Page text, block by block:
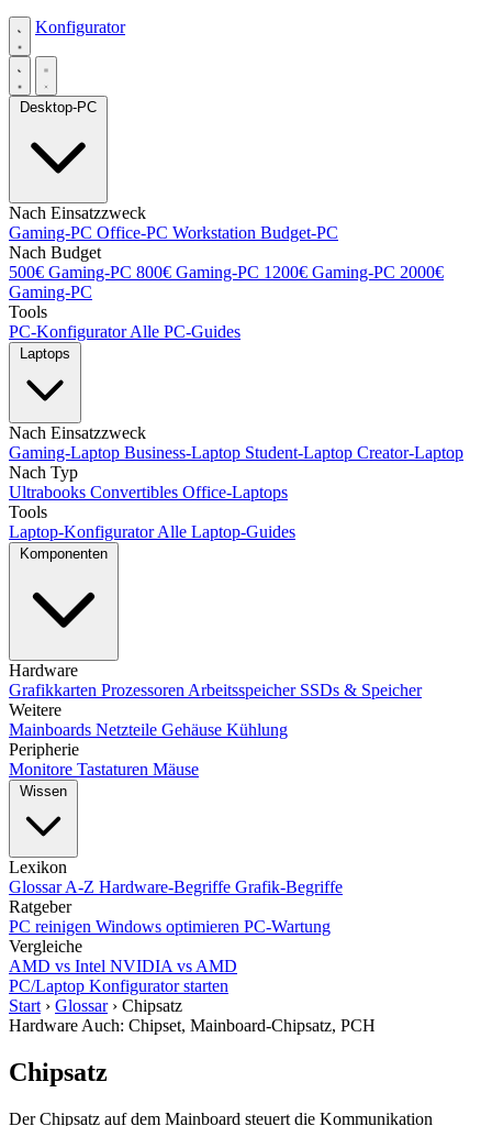
Konfigurator
Desktop-PC
Nach Einsatzzweck
Gaming-PC Office-PC Workstation Budget-PC
Nach Budget
500€ Gaming-PC 800€ Gaming-PC 1200€ Gaming-PC 2000€
Gaming-PC
Tools
PC-KonfiguratorAlle PC-Guides
Laptops
Nach Einsatzzweck
Gaming-Laptop Business-Laptop Student-Laptop Creator-Laptop
Nach Typ
Ultrabooks Convertibles Office-Laptops
Tools
Laptop-KonfiguratorAlle Laptop-Guides
Komponenten
Hardware
Grafikkarten Prozessoren Arbeitsspeicher SSDs & Speicher
Weitere
Mainboards Netzteile Gehäuse Kühlung
Peripherie
Monitore Tastaturen Mäuse
Wissen
Lexikon
Glossar A-Z Hardware-Begriffe Grafik-Begriffe
Ratgeber
PC reinigen Windows optimieren PC-Wartung
Vergleiche
AMD vs Intel NVIDIA vs AMD
PC/Laptop Konfigurator starten
Start › Glossar › Chipsatz
Hardware Auch: Chipset, Mainboard-Chipsatz, PCH
Chipsatz
Der Chipsatz auf dem Mainboard steuert die Kommunikation